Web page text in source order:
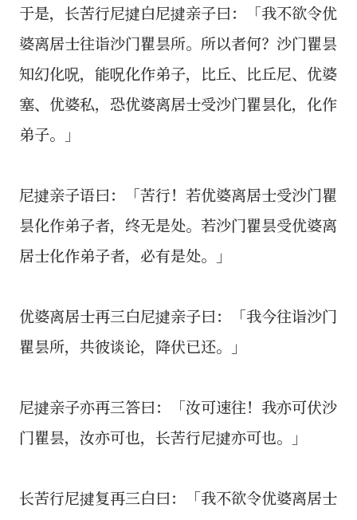
于是，长苦行尼揵白尼揵亲子曰：「我不欲令优
婆离居士往诣沙门瞿昙所。所以者何？沙门瞿昙
知幻化呪，能呪化作弟子，比丘、比丘尼、优婆
塞、优婆私，恐优婆离居士受沙门瞿昙化，化作
弟子。」
尼揵亲子语曰：「苦行！若优婆离居士受沙门瞿
昙化作弟子者，终无是处。若沙门瞿昙受优婆离
居士化作弟子者，必有是处。」
优婆离居士再三白尼揵亲子曰：「我今往诣沙门
瞿昙所，共彼谈论，降伏已还。」
尼揵亲子亦再三答曰：「汝可速往！我亦可伏沙
门瞿昙，汝亦可也，长苦行尼揵亦可也。」
长苦行尼揵复再三白曰：「我不欲令优婆离居士